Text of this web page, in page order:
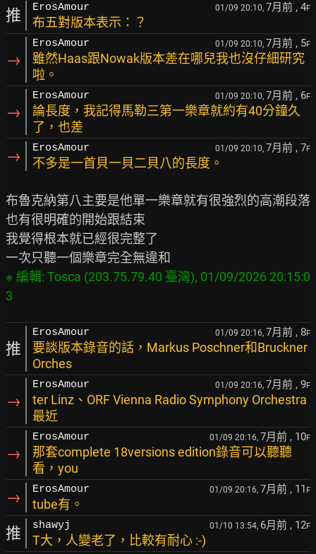
推 ErosAmour 01/09 20:10, 7月前 , 4F
布五對版本表示：？
→
ErosAmour 01/09 20:10, 7月前 , 5F
雖然Haas跟Nowak版本差在哪兒我也沒仔細研究
啦。
→
ErosAmour 01/09 20:10, 7月前 , 6F
論長度，我記得馬勒三第一樂章就約有40分鐘久
了，也差
→ ErosAmour 01/09 20:10, 7月前 , 7F
不多是一首貝一貝二貝八的長度。
布魯克納第八主要是他單一樂章就有很強烈的高潮段落
也有很明確的開始跟結束
我覺得根本就已經很完整了
※ 編輯: Tosca (203.75.79.40 臺灣), 01/09/2026 20:15:0
推
ErosAmour 01/09 20:16, 7月前 , 8F
要談版本錄音的話，Markus Poschner和Bruckner
Orches
→
ErosAmour 01/09 20:16, 7月前 , 9F
ter Linz、ORF Vienna Radio Symphony Orchestra
最近
→
ErosAmour 01/09 20:16, 7月前 , 10F
那套complete 18versions edition錄音可以聽聽
看，you
→ ErosAmour 01/09 20:16, 7月前 , 11 F
tube有。
推 shawyj 01/10 13:54, 6月前 , 12F
T大，人變老了，比較有耐心 :-)